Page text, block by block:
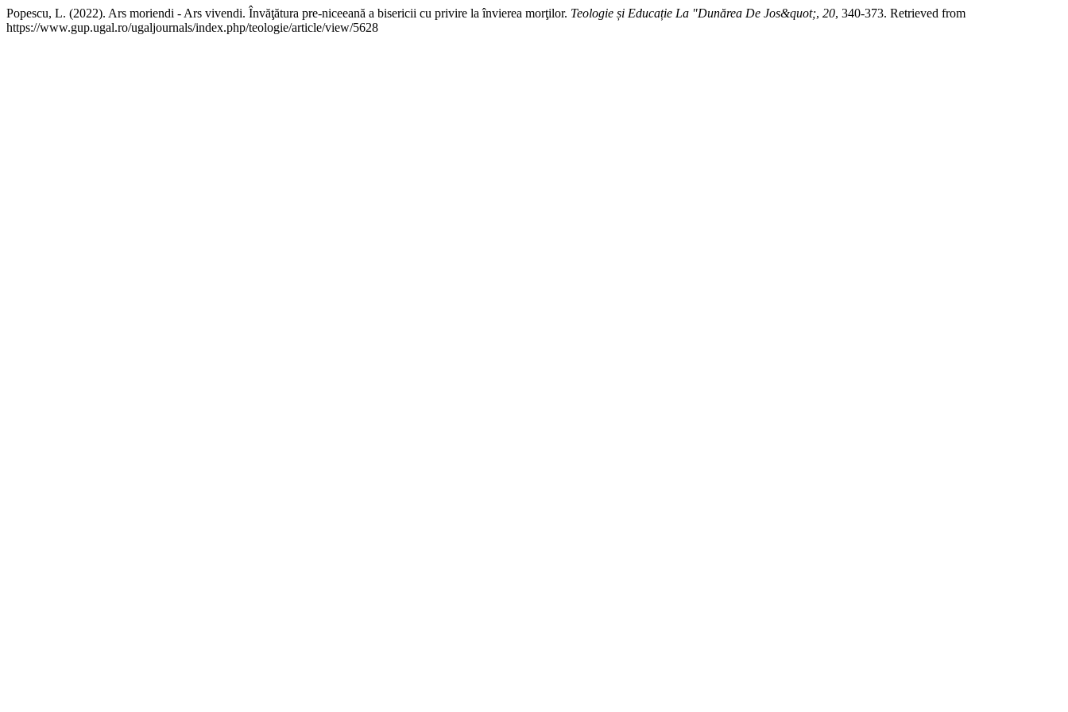
Popescu, L. (2022). Ars moriendi - Ars vivendi. Învăţătura pre-niceeană a bisericii cu privire la învierea morţilor. Teologie și Educație La "Dunărea De Jos&quot;, 20, 340-373. Retrieved from
https://www.gup.ugal.ro/ugaljournals/index.php/teologie/article/view/5628